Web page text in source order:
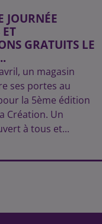
JOURNÉE
ET
GRATUITS LE
un magasin
ses portes au
la 5ème édition
Création. Un
à tous et...